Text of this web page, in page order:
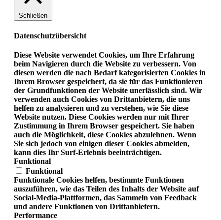
Schließen
Datenschutzübersicht
Diese Website verwendet Cookies, um Ihre Erfahrung
beim Navigieren durch die Website zu verbessern. Von
diesen werden die nach Bedarf kategorisierten Cookies in
Ihrem Browser gespeichert, da sie für das Funktionieren
der Grundfunktionen der Website unerlässlich sind. Wir
verwenden auch Cookies von Drittanbietern, die uns
helfen zu analysieren und zu verstehen, wie Sie diese
Website nutzen. Diese Cookies werden nur mit Ihrer
Zustimmung in Ihrem Browser gespeichert. Sie haben
auch die Möglichkeit, diese Cookies abzulehnen. Wenn
Sie sich jedoch von einigen dieser Cookies abmelden,
kann dies Ihr Surf-Erlebnis beeinträchtigen.
Funktional
Funktional
Funktionale Cookies helfen, bestimmte Funktionen
auszuführen, wie das Teilen des Inhalts der Website auf
Social-Media-Plattformen, das Sammeln von Feedback
und andere Funktionen von Drittanbietern.
Performance